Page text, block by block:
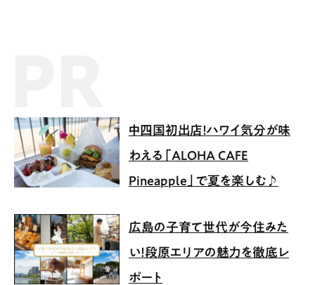
中四国初出店！ハワイ気分が味
わえる「ALOHA CAFE
Pineapple」で夏を楽しむ♪
広島の子育て世代が今住みた
い！段原エリアの魅力を徹底レ
ポート